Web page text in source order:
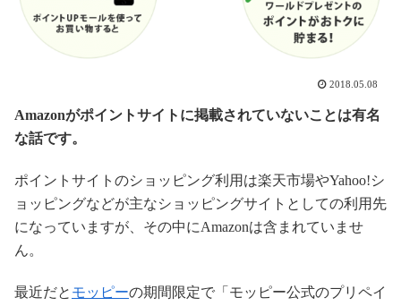
2018.05.08
Amazonがポイントサイトに掲載されていないことは有名
な話です。
ポイントサイトのショッピング利用は楽天市場やYahoo!シ
ョッピングなどが主なショッピングサイトとしての利用先
になっていますが、その中にAmazonは含まれていませ
ん。
最近だと モッピーの期間限定で「モッピー公式のプリペイ